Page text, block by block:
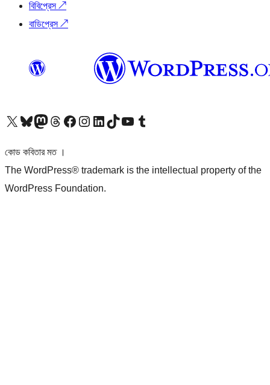
বিবিপ্রেস↗
বাডিপ্রেস↗
আমাদের X (আগের টুইটার) অ্যাকাউন্টে যানআমাদের Bluesky অ্যাকাউন্টটি দেখুনআমাদের মাস্টোডন অ্যাকাউন্টটি দেখুনআমাদের থ্রেডস অ্যাকাউন্টটি দেখুনআমাদের ফেসবুক পেজ দেখুনআমাদের ইন্সটাগ্রাম অ্যাকাউন্ট দেখুনআমাদের লিঙ্কডইন অ্যাকাউন্টে যানআমাদের TikTok অ্যাকাউন্টটি দেখুনআমাদের ইউটিউব চ্যানেলে যান আমাদের টাম্বলার অ্যাকাউন্ট দেখুন
কোড কবিতার মত ।
The WordPress® trademark is the intellectual property of the
WordPress Foundation.